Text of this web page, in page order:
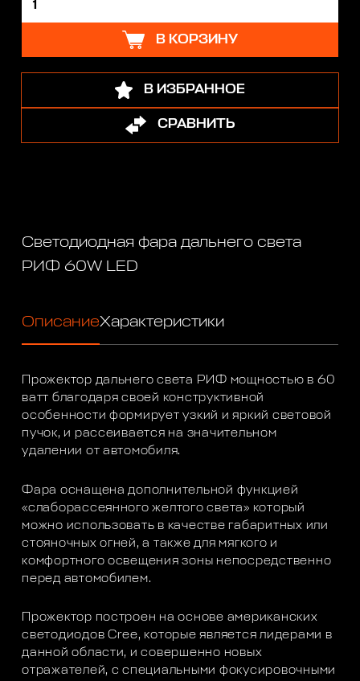
В КОРЗИНУ
В ИЗБРАННОЕ
СРАВНИТЬ
Светодиодная фара дальнего света
РИФ 60W LED
ОписаниеХарактеристики
Прожектор дальнего света РИФ мощностью в 60
ватт благодаря своей конструктивной
особенности формирует узкий и яркий световой
пучок, и рассеивается на значительном
удалении от автомобиля.
Фара оснащена дополнительной функцией
«слаборассеянного желтого света» который
можно использовать в качестве габаритных или
стояночных огней, а также для мягкого и
комфортного освещения зоны непосредственно
перед автомобилем.
Прожектор построен на основе американских
светодиодов Cree, которые является лидерами в
данной области, и совершенно новых
отражателей, с специальными фокусировочными